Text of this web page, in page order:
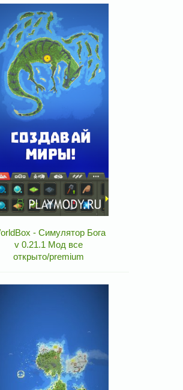
- Симулятор Бога
v 0.21.1 Мод все
открыто/premium